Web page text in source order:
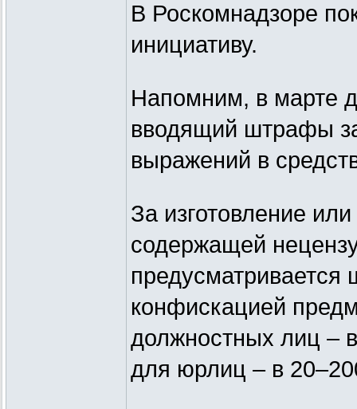
В Роскомнадзоре
инициативу.
Напомним, в марте
вводящий штрафы
выражений в
За изготовление
содержащей
конфискацией
должностных лиц –
для юрлиц – в